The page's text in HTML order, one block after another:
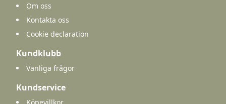
Om oss
Kontakta oss
Cookie declaration
Kundklubb
Vanliga frågor
Kundservice